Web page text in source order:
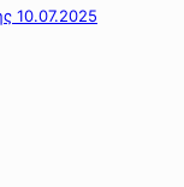
10.07.2025